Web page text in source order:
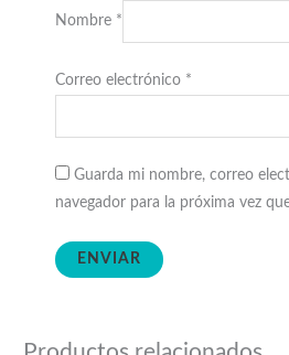
Nombre *
Correo electrónico *
Guarda mi nombre, correo
navegador para la próxima vez